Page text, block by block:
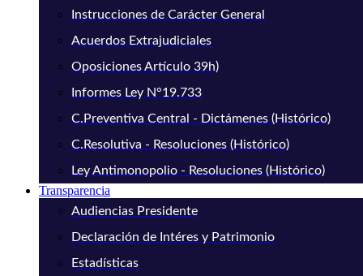
Instrucciones de Carácter General
Acuerdos Extrajudiciales
Oposiciones Artículo 39h)
Informes Ley N°19.733
C.Preventiva Central - Dictámenes (Histórico)
C.Resolutiva - Resoluciones (Histórico)
Ley Antimonopolio - Resoluciones (Histórico)
Transparencia
Audiencias Presidente
Declaración de Intéres y Patrimonio
Estadísticas